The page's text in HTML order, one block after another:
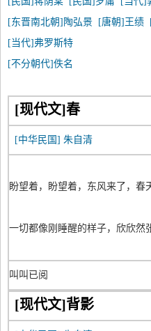
[东晋南北朝]陶弘景
[唐朝]王绩
[当代]弗罗斯特
[不分朝代]佚名
[现代文]春
[中华民国] 朱自清
盼望着，盼望着，东风来了，春
一切都像刚睡醒的样子，欣欣然
叫叫已阅
[现代文]背影